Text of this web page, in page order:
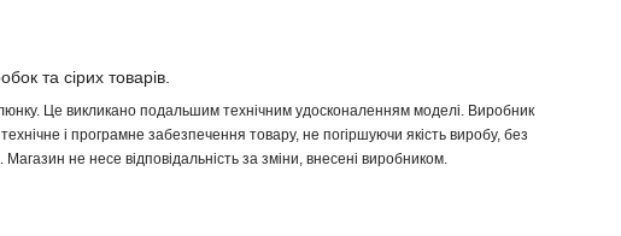
та сірих товарів.
Це викликано подальшим технічним удосконаленням моделі. Виробник
і програмне забезпечення товару, не погіршуючи якість виробу, без
не несе відповідальність за зміни, внесені виробником.